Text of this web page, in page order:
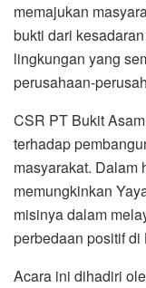
memajukan
bukti dari
lingkungan yang
perusahaan-
CSR PT Bukit
terhadap
masyarakat. Dalam
memungkinkan
misinya dalam
perbedaan positif
Acara ini dihadiri